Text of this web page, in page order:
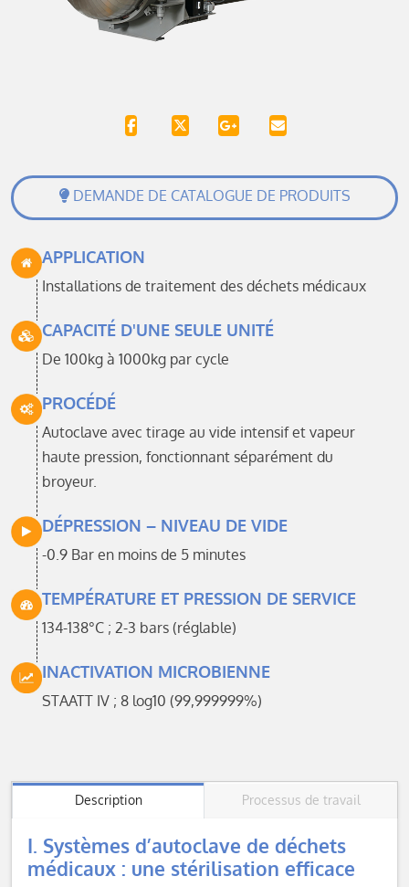
DEMANDE DE CATALOGUE DE PRODUITS
APPLICATION
Installations de traitement des déchets médicaux
CAPACITÉ D'UNE SEULE UNITÉ
De 100kg à 1000kg par cycle
PROCÉDÉ
Autoclave avec tirage au vide intensif et vapeur
haute pression, fonctionnant séparément du
broyeur.
DÉPRESSION – NIVEAU DE VIDE
-0.9 Bar en moins de 5 minutes
TEMPÉRATURE ET PRESSION DE SERVICE
134-138°C ; 2-3 bars (réglable)
INACTIVATION MICROBIENNE
STAATT IV ; 8 log10 (99,999999%)
Description Processus de travail
I. Systèmes d’autoclave de déchets
médicaux : une stérilisation efficace